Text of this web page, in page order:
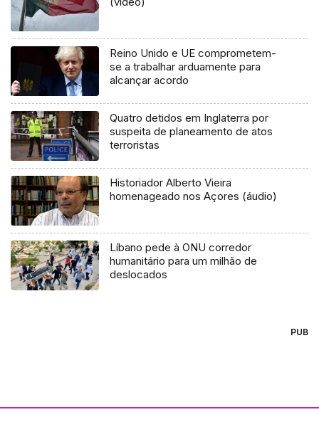
Reino Unido e UE comprometem-
se a trabalhar arduamente para
alcançar acordo
Quatro detidos em Inglaterra por
suspeita de planeamento de atos
terroristas
Historiador Alberto Vieira
homenageado nos Açores (áudio)
Líbano pede à ONU corredor
humanitário para um milhão de
deslocados
PUB